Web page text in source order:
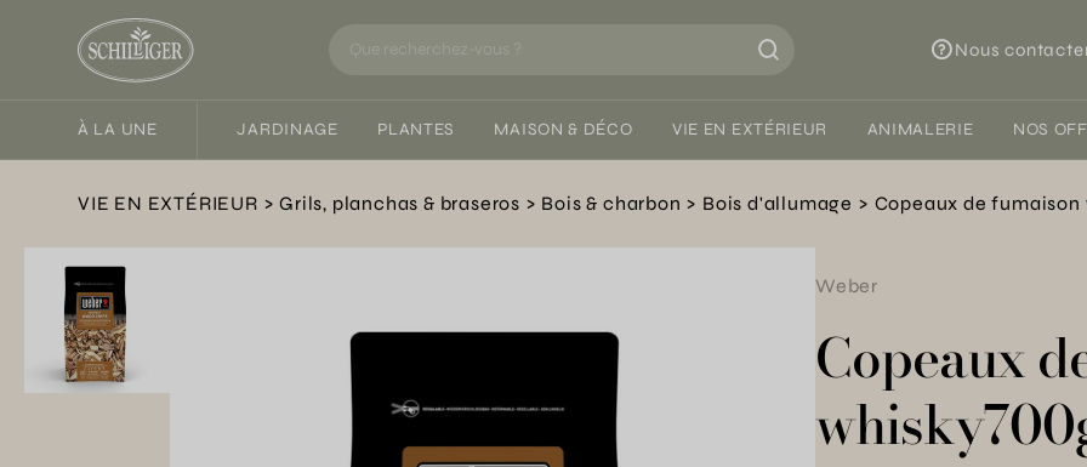
Nous
À LA UNE JARDINAGE PLANTES MAISON & DÉCO VIE EN EXTÉRIEUR ANIMALERIE NOS
VIE EN EXTÉRIEUR Grils, planchas & braseros Bois & charbon Bois d'allumage Copeaux de fumaison
Weber
Copeaux